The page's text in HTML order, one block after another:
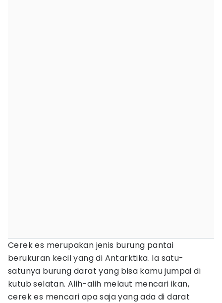
Cerek es merupakan jenis burung pantai
berukuran kecil yang di Antarktika. Ia satu-
satunya burung darat yang bisa kamu jumpai di
kutub selatan. Alih-alih melaut mencari ikan,
cerek es mencari apa saja yang ada di darat